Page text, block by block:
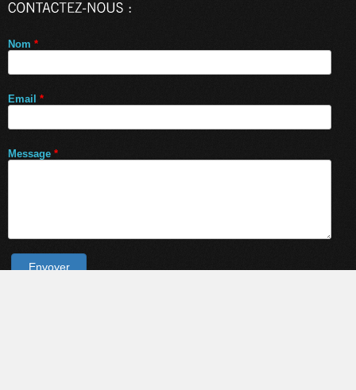
Nom *
Email *
Message *